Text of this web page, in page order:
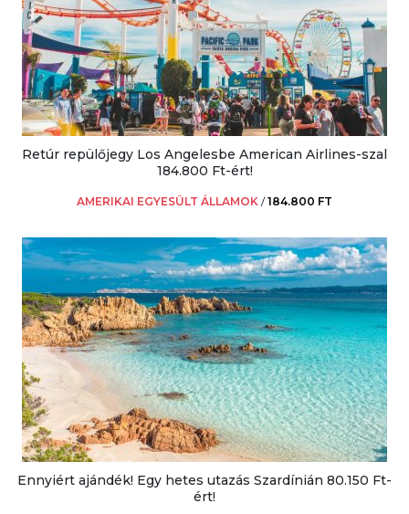
Retúr repülőjegy Los Angelesbe American Airlines-szal
184.800 Ft-ért!
AMERIKAI EGYESÜLT ÁLLAMOK /184.800 FT
Ennyiért ajándék! Egy hetes utazás Szardínián 80.150 Ft-
ért!